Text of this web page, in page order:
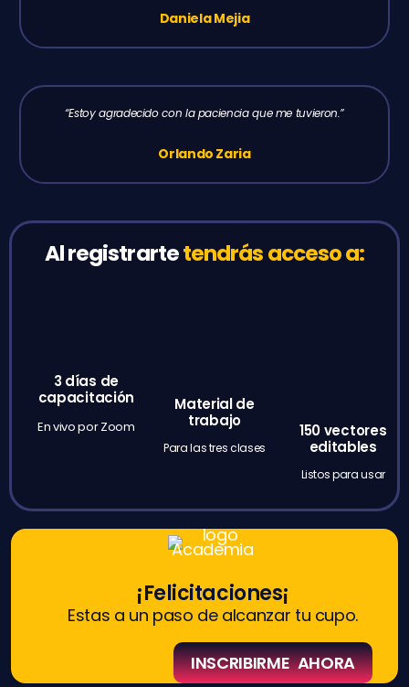
Daniela Mejia
“Estoy agradecido con la paciencia que me tuvieron.”
Orlando Zaria
Al registrartetendrás acceso a:
3 días de
capacitación
En vivo por Zoom
Material de
trabajo
Para las tres clases
150 vectores
editables
Listos para usar
¡Felicitaciones¡
Estas a un paso de alcanzar tu cupo.
INSCRIBIRME AHORA